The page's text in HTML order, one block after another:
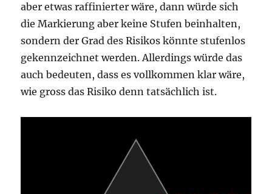
aber etwas raffinierter wäre, dann würde sich
die Markierung aber keine Stufen beinhalten,
sondern der Grad des Risikos könnte stufenlos
gekennzeichnet werden. Allerdings würde das
auch bedeuten, dass es vollkommen klar wäre,
wie gross das Risiko denn tatsächlich ist.